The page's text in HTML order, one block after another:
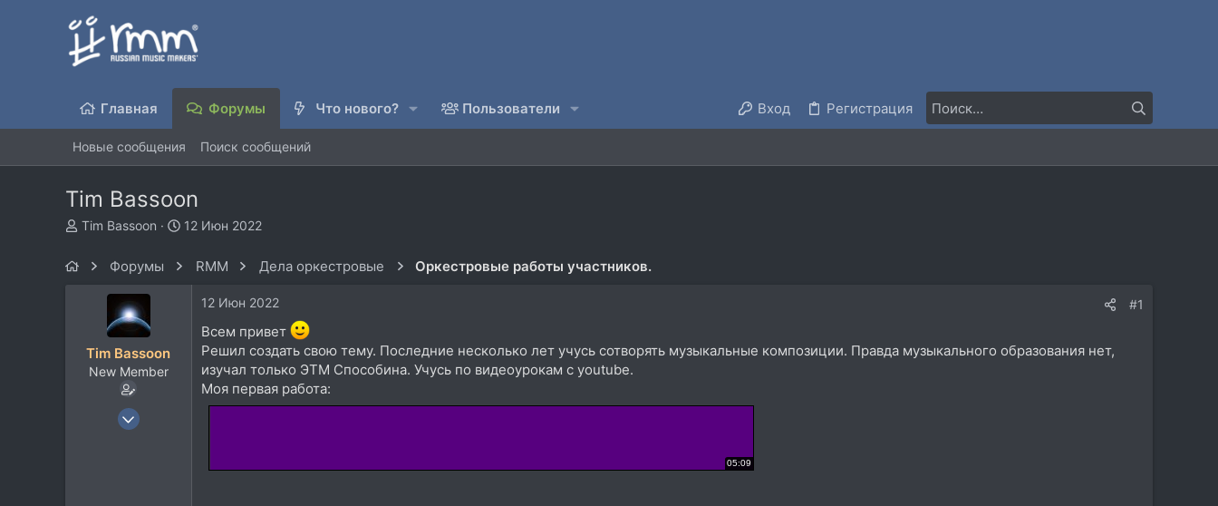
Главная Форумы Что нового? Пользователи Вход Регистрация
Новые сообщения Поиск сообщений
Tim Bassoon
А
м
ы
Tim Bassoon
Д
12 Июн 2022
Форумы RMM Дела оркестровые Оркестровые работы участников.
Tim Bassoon
New Member
11 Июн 2022
12 Июн 2022 #1
Всем привет
Решил создать свою тему. Последние несколько лет учусь сотворять музыкальные композиции. Правда музыкального образования нет,
изучал только ЭТМ Способина. Учусь по видеоурокам с youtube.
Моя первая работа: